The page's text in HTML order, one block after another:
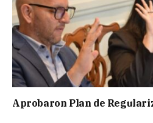
Aprobaron Plan de